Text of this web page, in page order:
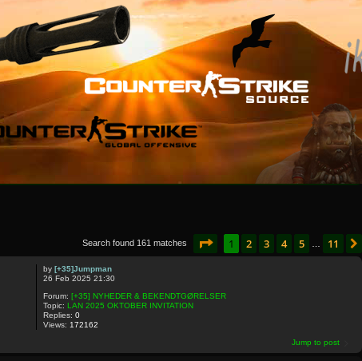
Search found 161 matches Page of 11
1 2 3 4 5 11
by [+35]Jumpman
26 Feb 2025 21:30
Forum: [+35] NYHEDER & BEKENDTGØRELSER
Topic: LAN 2025 OKTOBER INVITATION
Replies: 0
Views: 172162
Jump to post